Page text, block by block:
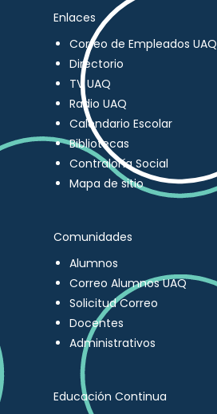
Enlaces
Correo de Empleados UAQ
Directorio
TV UAQ
Radio UAQ
Calendario Escolar
Bibliotecas
Contraloría Social
Mapa de sitio
Comunidades
Alumnos
Correo Alumnos UAQ
Solicitud Correo
Docentes
Administrativos
Educación Continua